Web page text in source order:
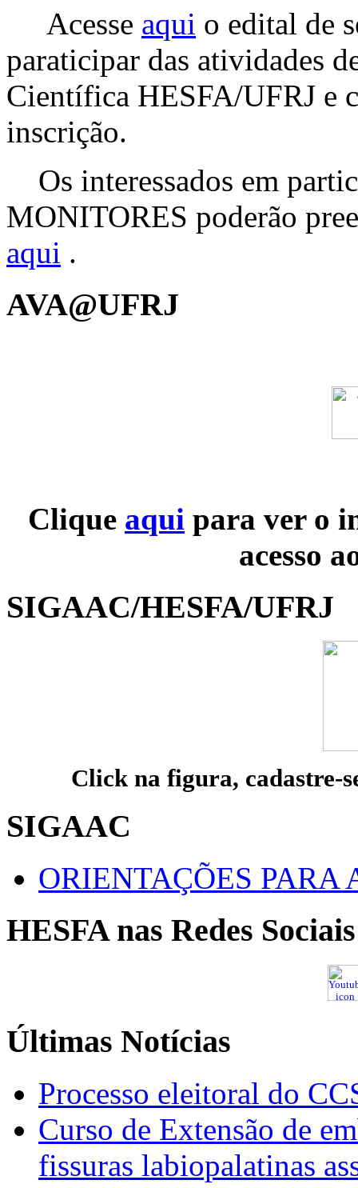
Acesse aqui o edital de
paraticipar das atividades
Científica HESFA/UFRJ e
inscrição.
Os interessados em
MONITORES poderão
aqui .
AVA@UFRJ
Clique aqui para ver o
acesso
SIGAAC/HESFA/UFRJ
Click na figura, cadastre-
SIGAAC
ORIENTAÇÕES PARA
HESFA nas Redes Sociais
Últimas Notícias
Processo eleitoral do
Curso de Extensão de
fissuras labiopalatinas